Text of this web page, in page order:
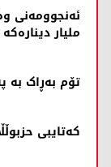
ملیار
تۆم بەڕاک بە
کەتایبی